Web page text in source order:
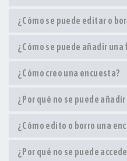
¿Cómo se puede editar o
¿Cómo se puede añadir
¿Cómo creo una encuesta?
¿Por qué no se puede
¿Cómo edito o borro una
¿Por qué no se puede